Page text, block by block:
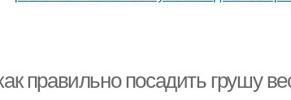
правильно посадить грушу